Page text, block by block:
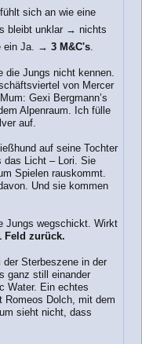
sich an wie eine
bleibt unklar → nichts
ein Ja. → 3 M&C's
die Jungs nicht kennen.
von Mercer
Gexi Bergmann’s
Alpenraum. Ich fülle
auf.
auf seine Tochter
das Licht – Lori. Sie
Spielen rauskommt.
Und sie kommen
Jungs wegschickt. Wirkt
Feld zurück.
der Sterbeszene in der
ganz still einander
Water. Ein echtes
Romeos Dolch, mit dem
sieht nicht, dass